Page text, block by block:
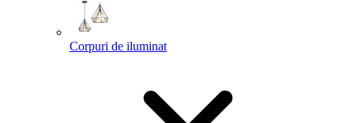
Corpuri de iluminat